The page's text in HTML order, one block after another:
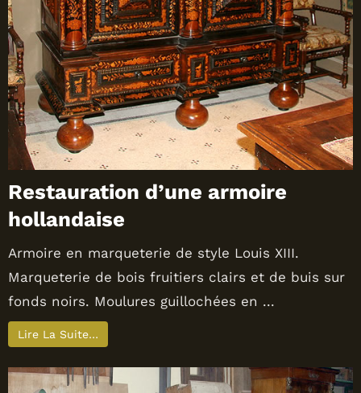
Restauration d’une armoire
hollandaise
Armoire en marqueterie de style Louis XIII.
Marqueterie de bois fruitiers clairs et de buis sur
fonds noirs. Moulures guillochées en ...
Lire La Suite…